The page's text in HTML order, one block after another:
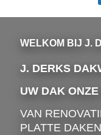
WELKOM BIJ J.
J. DERKS
UW DAK
VAN
PLATTE